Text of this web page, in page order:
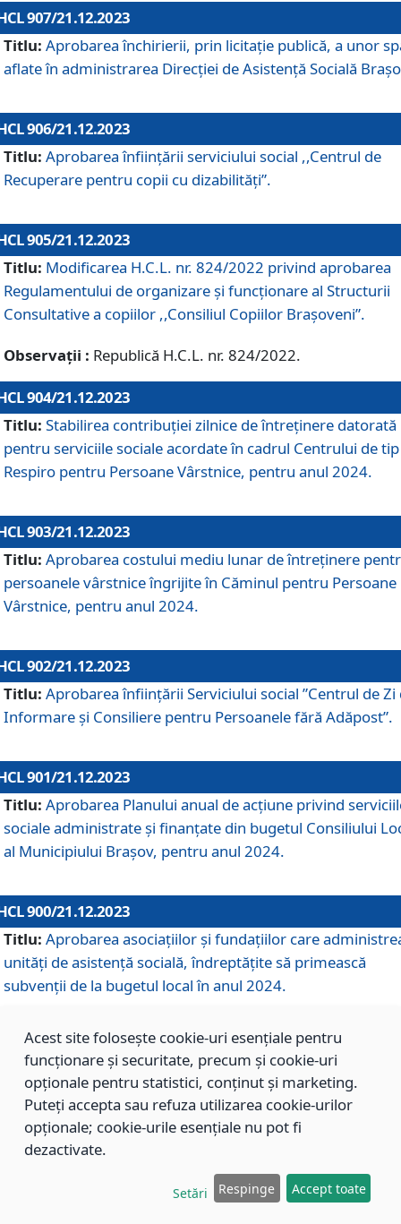
907/21.12.2023
Titlu: Aprobarea închirierii, prin licitație publică, a unor
aflate în administrarea Direcției de Asistență Socială
906/21.12.2023
Titlu: Aprobarea înființării serviciului social ,,Centrul de
Recuperare pentru copii cu dizabilități”.
905/21.12.2023
Titlu: Modificarea H.C.L. nr. 824/2022 privind aprobarea
Regulamentului de organizare şi funcţionare al Structurii
Consultative a copiilor ,,Consiliul Copiilor Braşoveni”.
Observații : Republică H.C.L. nr. 824/2022.
904/21.12.2023
Titlu: Stabilirea contribuţiei zilnice de întreținere datorată
pentru serviciile sociale acordate în cadrul Centrului de tip
Respiro pentru Persoane Vârstnice, pentru anul 2024.
903/21.12.2023
Titlu: Aprobarea costului mediu lunar de întreţinere
persoanele vârstnice îngrijite în Căminul pentru Persoane
Vârstnice, pentru anul 2024.
902/21.12.2023
Titlu: Aprobarea înființării Serviciului social ”Centrul de Zi
Informare și Consiliere pentru Persoanele fără Adăpost”.
901/21.12.2023
Titlu: Aprobarea Planului anual de acțiune privind
sociale administrate și finanțate din bugetul Consiliului
al Municipiului Brașov, pentru anul 2024.
900/21.12.2023
Titlu: Aprobarea asociațiilor şi fundațiilor care
unități de asistenţă socială, îndreptăţite să primească
subvenţii de la bugetul local în anul 2024.
899/21.12.2023
Aprobarea standardelor de cost pentru serviciile
sociale furnizate în cadrul Direcției de Asistență Socială
Brașov, pentru anul 2024.
Modificarea Anexei la H.C.L. nr. 91 din 09.02.2018,
Acest site folosește cookie-uri esențiale pentru
funcționare și securitate, precum și cookie-uri
opționale pentru statistici, conținut și marketing.
Puteți accepta sau refuza utilizarea cookie-urilor
opționale; cookie-urile esențiale nu pot fi
dezactivate.
Setări Respinge Accept toate